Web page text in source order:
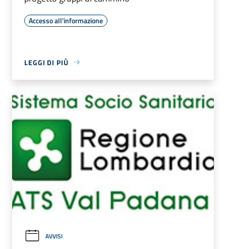
Accesso all'informazione
LEGGI DI PIÙ
AVVISI